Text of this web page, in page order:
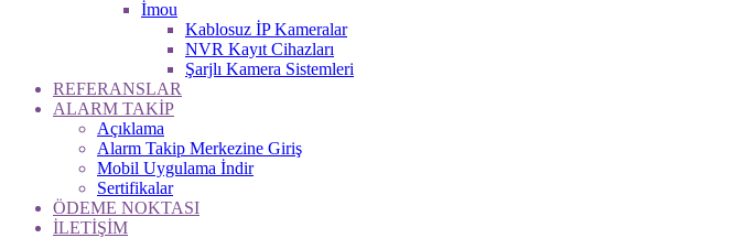
İmou
Kablosuz İP Kameralar
NVR Kayıt Cihazları
Şarjlı Kamera Sistemleri
REFERANSLAR
ALARM TAKİP
Açıklama
Alarm Takip Merkezine Giriş
Mobil Uygulama İndir
Sertifikalar
ÖDEME NOKTASI
İLETİŞİM